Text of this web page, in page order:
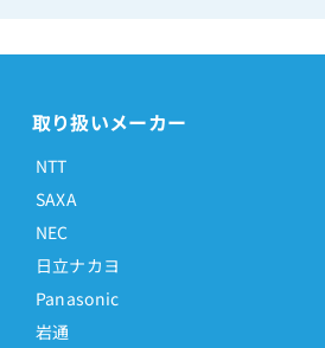
取り扱いメーカー
NTT
SAXA
NEC
日立ナカヨ
Panasonic
岩通